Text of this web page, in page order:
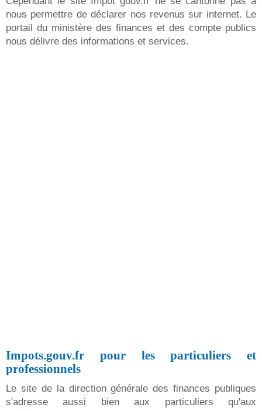
nous permettre de déclarer nos revenus sur internet. Le
portail du ministère des finances et des compte publics
nous délivre des informations et services.
Impots.gouv.fr pour les particuliers et
professionnels
Le site de la direction générale des finances publiques
s'adresse aussi bien aux particuliers qu'aux